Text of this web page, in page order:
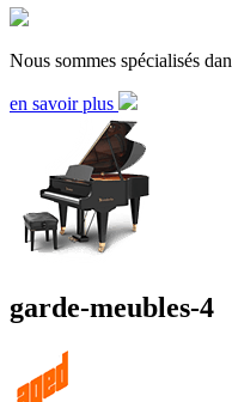
Nous sommes spécialisés
en savoir plus
garde-meubles-4